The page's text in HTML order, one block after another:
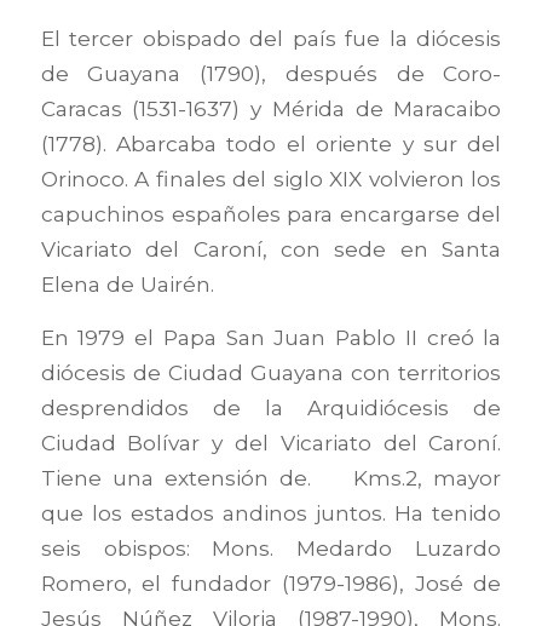
El tercer obispado del país fue la diócesis
de Guayana (1790), después de Coro-
Caracas (1531-1637) y Mérida de Maracaibo
(1778). Abarcaba todo el oriente y sur del
Orinoco. A finales del siglo XIX volvieron los
capuchinos españoles para encargarse del
Vicariato del Caroní, con sede en Santa
Elena de Uairén.
En 1979 el Papa San Juan Pablo II creó la
diócesis de Ciudad Guayana con territorios
desprendidos de la Arquidiócesis de
Ciudad Bolívar y del Vicariato del Caroní.
Tiene una extensión de. Kms.2, mayor
que los estados andinos juntos. Ha tenido
seis obispos: Mons. Medardo Luzardo
Romero, el fundador (1979-1986), José de
Jesús Núñez Viloria (1987-1990), Mons.